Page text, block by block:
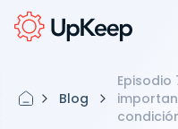
Blog
Episodio